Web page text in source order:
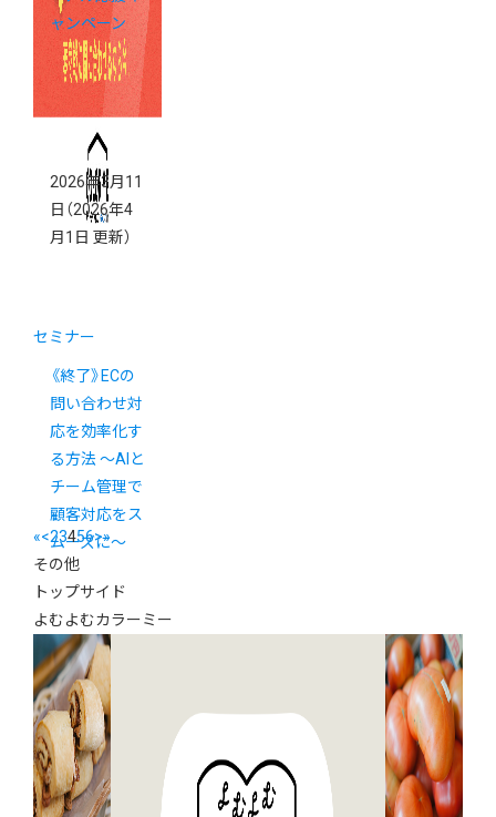
ャンペーン
2026年3月11
日 （2026年4
月1日 更新）
セミナー
《終了》ECの
問い合わせ対
応を効率化す
る方法 ～AIと
チーム管理で
顧客対応をス
ムーズに～
«<23456>»
その他
トップサイド
よむよむカラーミー